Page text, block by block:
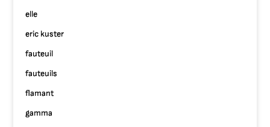
elle
eric kuster
fauteuil
fauteuils
flamant
gamma